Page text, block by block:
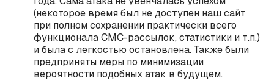
(некоторое время был не доступен наш сайт
при полном сохранении практически всего
функционала СМС-рассылок, статистики и т.п.)
и была с легкостью остановлена. Также были
предприняты меры по минимизации
вероятности подобных атак в будущем.